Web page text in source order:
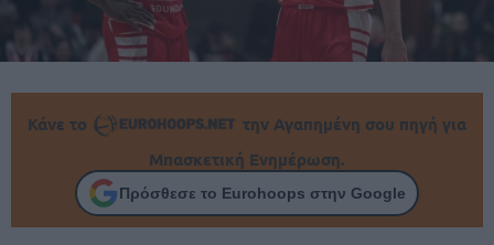
Κάνε το
την Αγαπημένη σου πηγή για
Μπασκετική Ενημέρωση.
Πρόσθεσε το Eurohoops στην Google